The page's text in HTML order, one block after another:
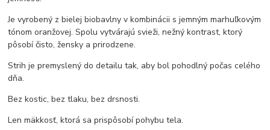
Je vyrobený z bielej biobavlny v kombinácii s jemným marhuľkovým
tónom oranžovej. Spolu vytvárajú svieži, nežný kontrast, ktorý
pôsobí čisto, žensky a prirodzene.
Strih je premyslený do detailu tak, aby bol pohodlný počas celého
dňa.
Bez kostic, bez tlaku, bez drsnosti.
Len mäkkosť, ktorá sa prispôsobí pohybu tela.